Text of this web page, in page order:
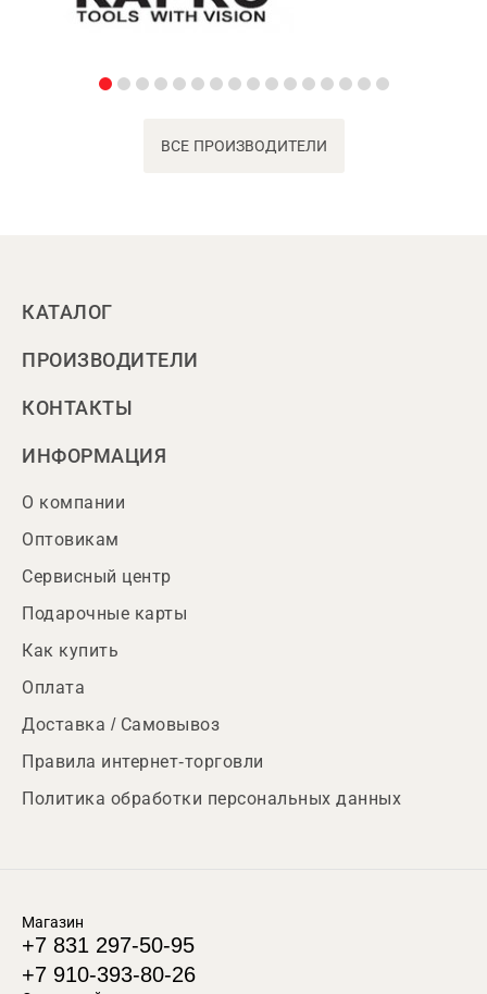
ВСЕ ПРОИЗВОДИТЕЛИ
КАТАЛОГ
ПРОИЗВОДИТЕЛИ
КОНТАКТЫ
ИНФОРМАЦИЯ
О компании
Оптовикам
Сервисный центр
Подарочные карты
Как купить
Оплата
Доставка / Самовывоз
Правила интернет-торговли
Политика обработки персональных данных
Магазин
+7 831 297-50-95
+7 910-393-80-26